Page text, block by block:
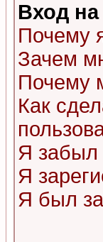
Вход
Почему
Зачем
Почему
Как
Я забыл
Я
Я был